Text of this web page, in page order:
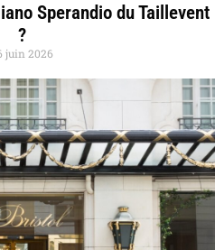
Sperandio du Taillevent
?
juin 2026